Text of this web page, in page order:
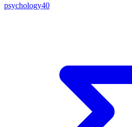
psychology40